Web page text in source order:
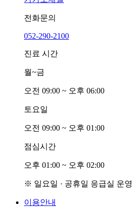
전화문의
052-290-2100
진료 시간
월~금
오전 09:00 ~ 오후 06:00
토요일
오전 09:00 ~ 오후 01:00
점심시간
오후 01:00 ~ 오후 02:00
※ 일요일 · 공휴일 응급실 운영
이용안내